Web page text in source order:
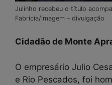
Julinho recebeu o título
Fabrícia/imagem – divulgação
Cidadão de Monte
O empresário Julio
e Rio Pescados, foi